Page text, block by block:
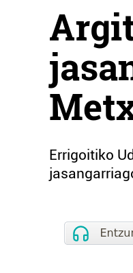
Errigoitiko